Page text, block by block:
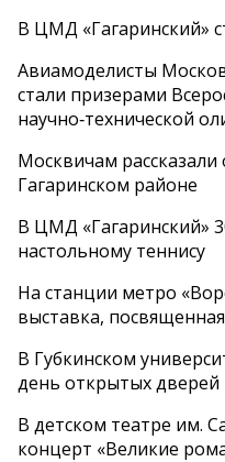
В ЦМД «Гагаринский»
Авиамоделисты
стали призерами
научно‑технической
Москвичам
Гагаринском районе
В ЦМД «Гагаринский»
настольному теннису
На станции метро
выставка,
В Губкинском
день открытых дверей
В детском театре им.
концерт «Великие